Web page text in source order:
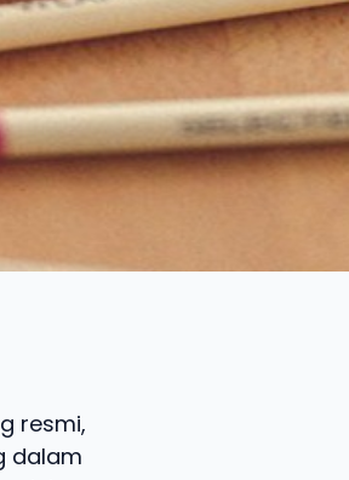
resmi,
dalam